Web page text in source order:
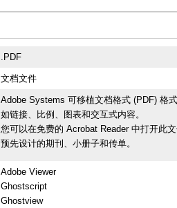
.PDF
文档文件
Adobe Systems 可移植文档格式 (PDF) 格
如链接、比例、图表和交互式内容。
您可以在免费的 Acrobat Reader 中打开此
预先设计的期刊、小册子和传单。
Adobe Viewer
Ghostscript
Ghostview